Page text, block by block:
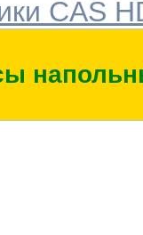
CAS